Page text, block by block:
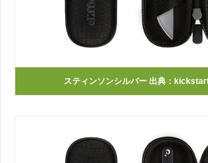
スティンソンシルバー 出典：